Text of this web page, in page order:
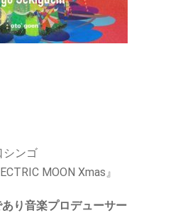
シンゴ
MOON Xmas』
り音楽プロデューサー